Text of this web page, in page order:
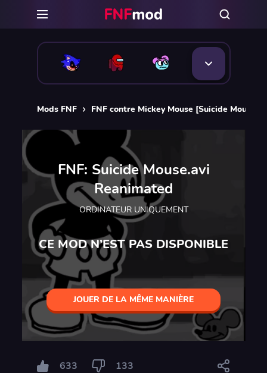
Mods FNF FNF contre Mickey Mouse [Suicide Mouse
FNF: Suicide Mouse.avi
Reanimated
ORDINATEUR UNIQUEMENT
CE MOD N’EST PAS DISPONIBLE
JOUER DE LA MÊME MANIÈRE
633 133